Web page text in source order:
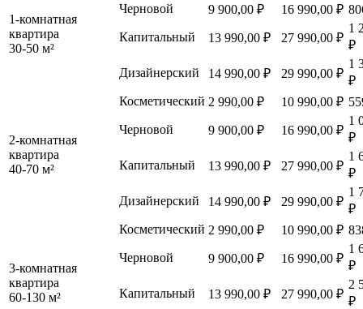
1-комнатная
квартира
30-50 м²
Черновой
9 900,00 ₽ 16 990,00 ₽
Капитальный
13 990,00 ₽ 27 990,00 ₽
1
₽
Дизайнерский
14 990,00 ₽ 29 990,00 ₽
1
₽
2-комнатная
квартира
40-70 м²
Косметический 2 990,00 ₽ 10 990,00 ₽
Черновой
9 900,00 ₽ 16 990,00 ₽
1
₽
Капитальный
13 990,00 ₽ 27 990,00 ₽
1
₽
Дизайнерский
14 990,00 ₽ 29 990,00 ₽
1
₽
3-комнатная
квартира
60-130 м²
Косметический 2 990,00 ₽ 10 990,00 ₽
Черновой
9 900,00 ₽ 16 990,00 ₽
1
₽
Капитальный
13 990,00 ₽ 27 990,00 ₽
2
₽